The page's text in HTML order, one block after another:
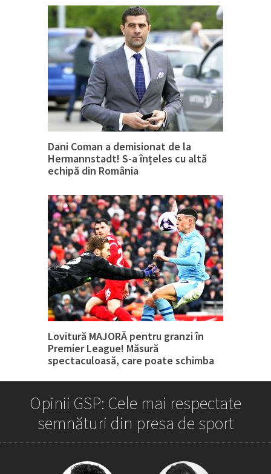
Dani Coman a demisionat de la
Hermannstadt! S-a înțeles cu altă
echipă din România
Lovitură MAJORĂ pentru granzi în
Premier League! Măsură
spectaculoasă, care poate schimba
Opinii GSP: Cele mai respectate
semnături din presa de sport